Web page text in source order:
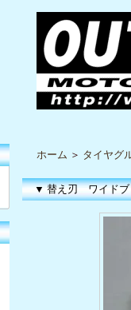
ホーム ＞ タイヤグ
▼ 替え刃 ワイドブ